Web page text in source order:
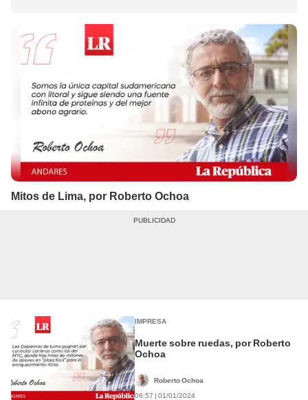
Mitos de Lima, por Roberto Ochoa
IMPRESA
Muerte sobre ruedas, por Roberto
Ochoa
Roberto Ochoa
06:57 | 01/01/2024